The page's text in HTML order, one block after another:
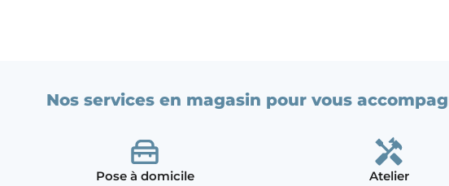
Nos services en magasin pour vous
Pose à domicile Atelier